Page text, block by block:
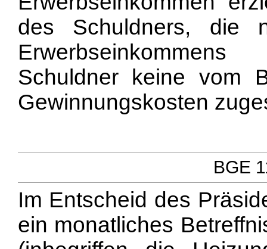
des Schuldners, die
Schuldner keine vom
Gewinnungskosten
BGE
Im Entscheid des
ein monatliches